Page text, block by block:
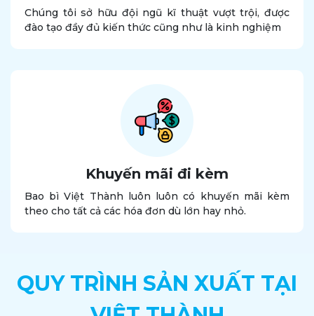
Chúng tôi sở hữu đội ngũ kĩ thuật vượt trội, được
đào tạo đầy đủ kiến thức cũng như là kinh nghiệm
Khuyến mãi đi kèm
Bao bì Việt Thành luôn luôn có khuyến mãi kèm
theo cho tất cả các hóa đơn dù lớn hay nhỏ.
QUY TRÌNH SẢN XUẤT TẠI